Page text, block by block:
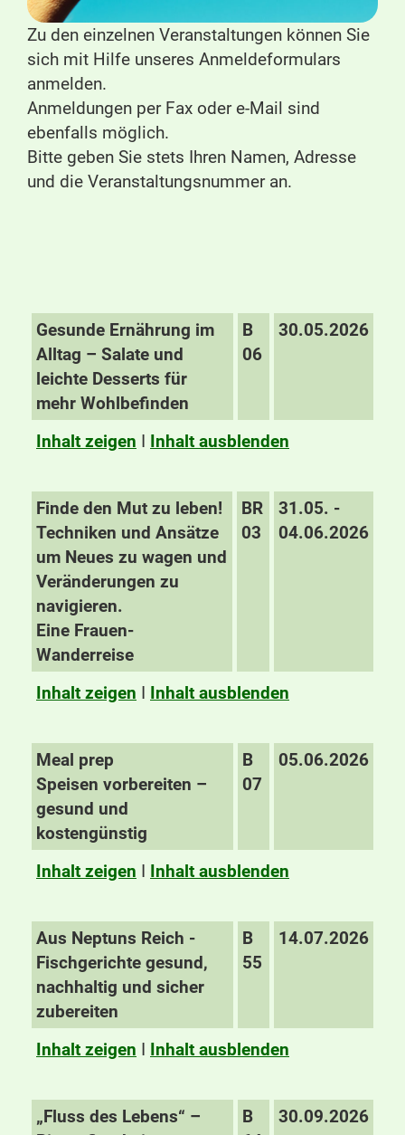
Zu den einzelnen Veranstaltungen können Sie
sich mit Hilfe unseres Anmeldeformulars
anmelden.
Anmeldungen per Fax oder e-Mail sind
ebenfalls möglich.
Bitte geben Sie stets Ihren Namen, Adresse
und die Veranstaltungsnummer an.
Gesunde Ernährung im
Alltag – Salate und
leichte Desserts für
mehr Wohlbefinden
B
06
30.05.2026
Inhalt zeigen I Inhalt ausblenden
Finde den Mut zu leben!
Techniken und Ansätze
um Neues zu wagen und
Veränderungen zu
navigieren.
Eine Frauen-
Wanderreise
BR
03
31.05. -
04.06.2026
Inhalt zeigen I Inhalt ausblenden
Meal prep
Speisen vorbereiten –
gesund und
kostengünstig
B
07
05.06.2026
Inhalt zeigen I Inhalt ausblenden
Aus Neptuns Reich -
Fischgerichte gesund,
nachhaltig und sicher
zubereiten
B
55
14.07.2026
Inhalt zeigen I Inhalt ausblenden
„Fluss des Lebens“ –
B
30.09.2026